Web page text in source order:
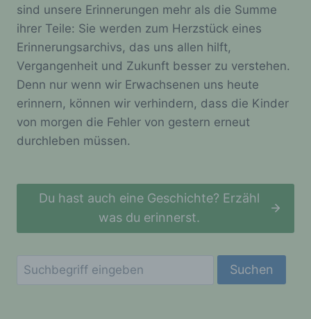
sind unsere Erinnerungen mehr als die Summe
ihrer Teile: Sie werden zum Herzstück eines
Erinnerungsarchivs, das uns allen hilft,
Vergangenheit und Zukunft besser zu verstehen.
Denn nur wenn wir Erwachsenen uns heute
erinnern, können wir verhindern, dass die Kinder
von morgen die Fehler von gestern erneut
durchleben müssen.
Du hast auch eine Geschichte? Erzähl
was du erinnerst.
Suchen
werden können. Registrierten Personen steht die
Möglichkeit frei, die bei der Registrierung
jederzeit abzuändern oder vollständig aus dem
Datenbestand des für die Verarbeitung
Verantwortlichen löschen zu lassen.
Der für die Verarbeitung Verantwortliche erteilt
jeder betroffenen Person jederzeit auf Anfrage
Auskunft darüber, welche personenbezogenen
Daten über die betroffene Person gespeichert sind.
Person, soweit dem keine gesetzlichen
Aufbewahrungspflichten entgegenstehen. Die
diesem Zusammenhang als Ansprechpartner zur
Verfügung.